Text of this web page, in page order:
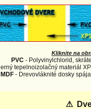
Kliknite na
PVC- Polyvinylchlorid,
tepelnoizolačný materiál
MDF- Drevovláknité dosky
⚠